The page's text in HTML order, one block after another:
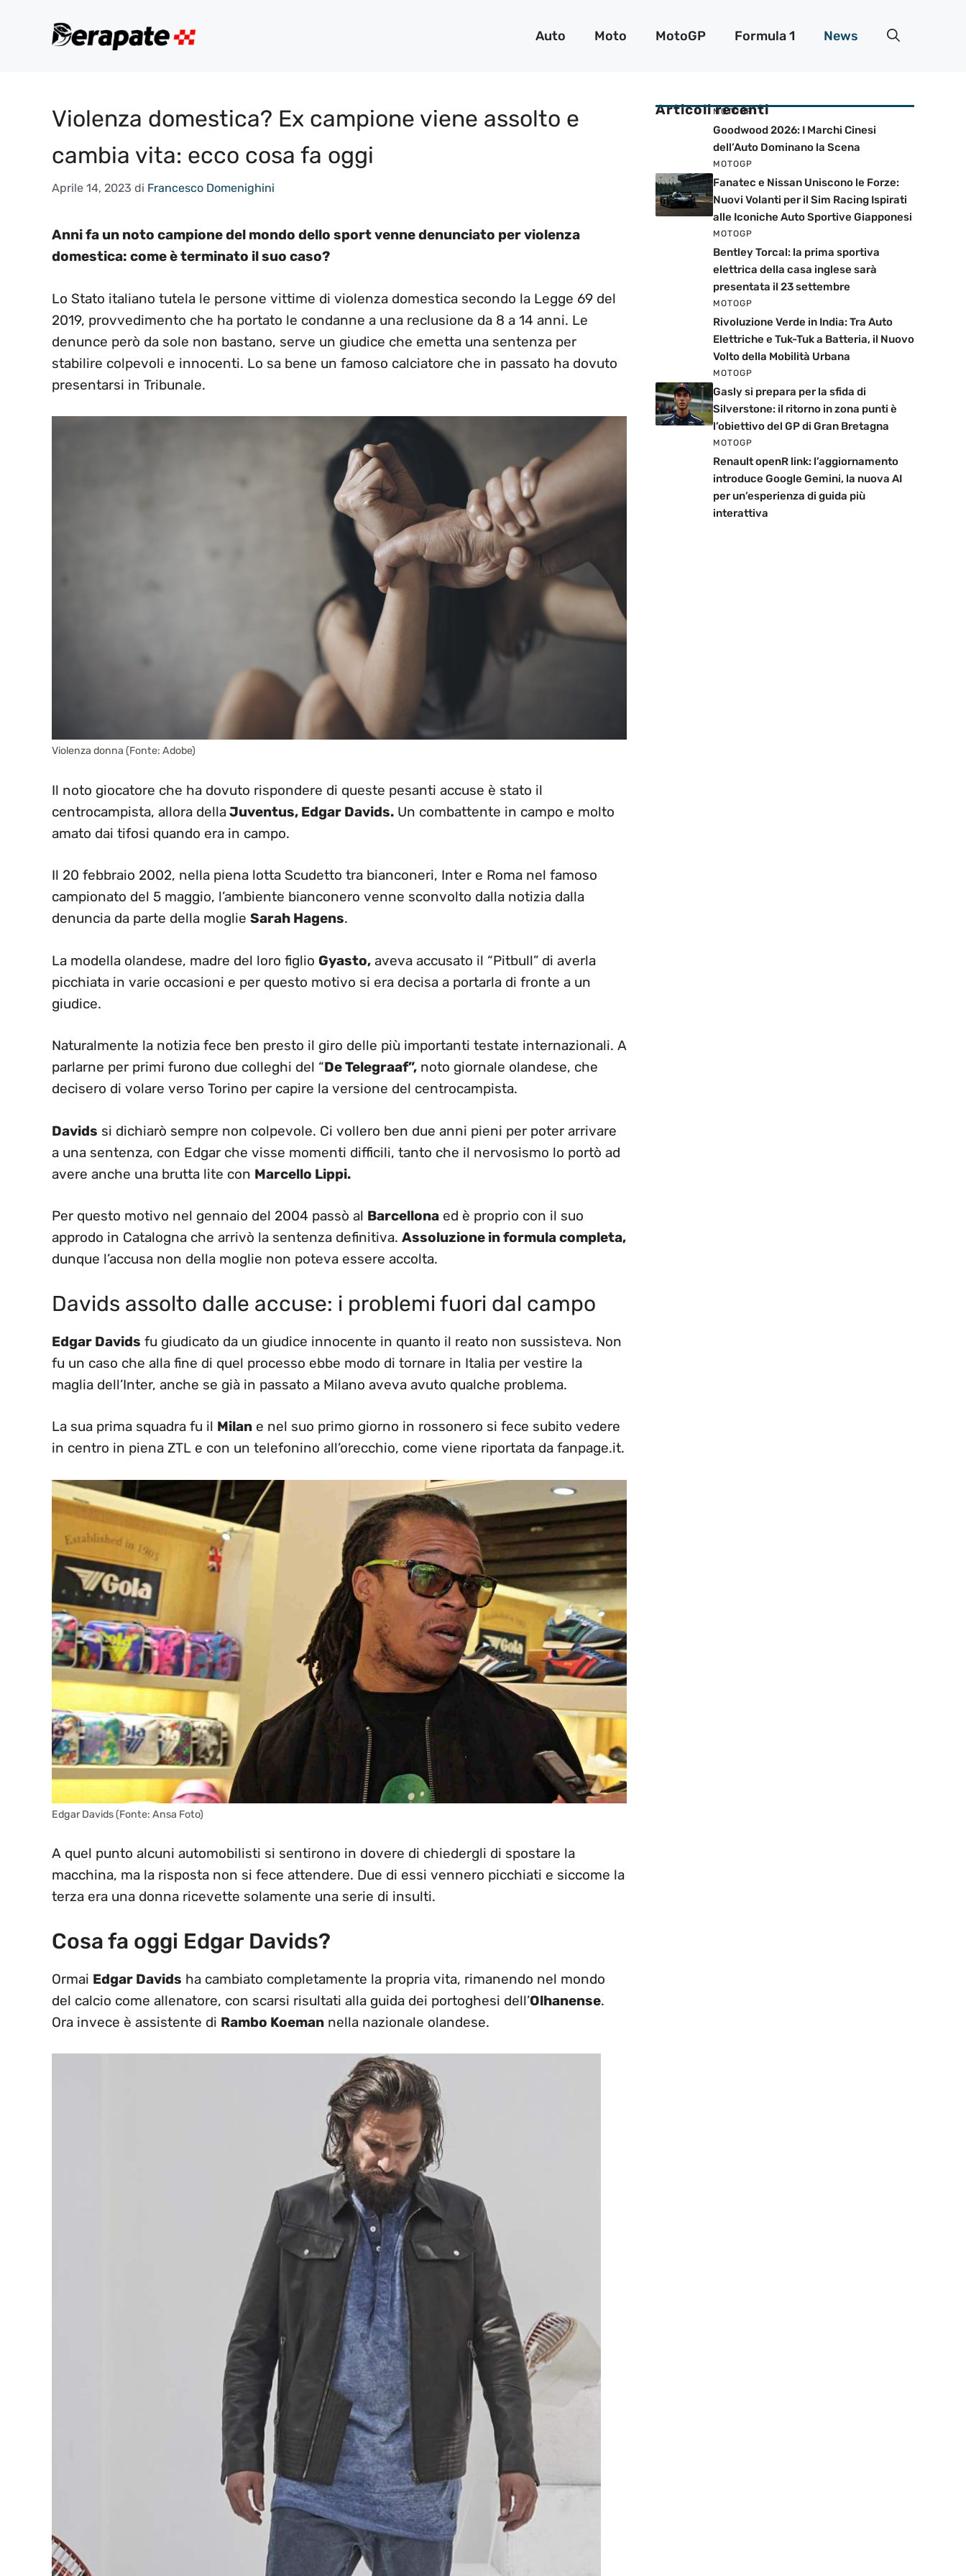
Auto Moto MotoGP Formula 1 News
Violenza domestica? Ex campione viene assolto e
cambia vita: ecco cosa fa oggi
Aprile 14, 2023 di Francesco Domenighini
Anni fa un noto campione del mondo dello sport venne denunciato per violenza
domestica: come è terminato il suo caso?
Lo Stato italiano tutela le persone vittime di violenza domestica secondo la Legge 69 del
2019, provvedimento che ha portato le condanne a una reclusione da 8 a 14 anni. Le
denunce però da sole non bastano, serve un giudice che emetta una sentenza per
stabilire colpevoli e innocenti. Lo sa bene un famoso calciatore che in passato ha dovuto
presentarsi in Tribunale.
Violenza donna (Fonte: Adobe)
Il noto giocatore che ha dovuto rispondere di queste pesanti accuse è stato il
centrocampista, allora dellaJuventus, Edgar Davids. Un combattente in campo e molto
amato dai tifosi quando era in campo.
Il 20 febbraio 2002, nella piena lotta Scudetto tra bianconeri, Inter e Roma nel famoso
campionato del 5 maggio, l’ambiente bianconero venne sconvolto dalla notizia dalla
denuncia da parte della moglie Sarah Hagens.
La modella olandese, madre del loro figlio Gyasto, aveva accusato il “Pitbull” di averla
picchiata in varie occasioni e per questo motivo si era decisa a portarla di fronte a un
giudice.
Naturalmente la notizia fece ben presto il giro delle più importanti testate internazionali. A
parlarne per primi furono due colleghi del “De Telegraaf”, noto giornale olandese, che
decisero di volare verso Torino per capire la versione del centrocampista.
Davids si dichiarò sempre non colpevole. Ci vollero ben due anni pieni per poter arrivare
a una sentenza, con Edgar che visse momenti difficili, tanto che il nervosismo lo portò ad
avere anche una brutta lite con Marcello Lippi.
Per questo motivo nel gennaio del 2004 passò al Barcellona ed è proprio con il suo
approdo in Catalogna che arrivò la sentenza definitiva. Assoluzione in formula completa,
dunque l’accusa non della moglie non poteva essere accolta.
Davids assolto dalle accuse: i problemi fuori dal campo
Edgar Davids fu giudicato da un giudice innocente in quanto il reato non sussisteva. Non
fu un caso che alla fine di quel processo ebbe modo di tornare in Italia per vestire la
maglia dell’Inter, anche se già in passato a Milano aveva avuto qualche problema.
La sua prima squadra fu il Milan e nel suo primo giorno in rossonero si fece subito vedere
in centro in piena ZTL e con un telefonino all’orecchio, come viene riportata da fanpage.it.
Edgar Davids (Fonte: Ansa Foto)
A quel punto alcuni automobilisti si sentirono in dovere di chiedergli di spostare la
macchina, ma la risposta non si fece attendere. Due di essi vennero picchiati e siccome la
terza era una donna ricevette solamente una serie di insulti.
Cosa fa oggi Edgar Davids?
Ormai Edgar Davids ha cambiato completamente la propria vita, rimanendo nel mondo
del calcio come allenatore, con scarsi risultati alla guida dei portoghesi dell’Olhanense.
Ora invece è assistente di Rambo Koeman nella nazionale olandese.
Articoli recenti
MOTOGP
Goodwood 2026: I Marchi Cinesi
dell’Auto Dominano la Scena
MOTOGP
Fanatec e Nissan Uniscono le Forze:
Nuovi Volanti per il Sim Racing Ispirati
alle Iconiche Auto Sportive Giapponesi
MOTOGP
Bentley Torcal: la prima sportiva
elettrica della casa inglese sarà
presentata il 23 settembre
MOTOGP
Rivoluzione Verde in India: Tra Auto
Elettriche e Tuk-Tuk a Batteria, il Nuovo
Volto della Mobilità Urbana
MOTOGP
Gasly si prepara per la sfida di
Silverstone: il ritorno in zona punti è
l’obiettivo del GP di Gran Bretagna
MOTOGP
Renault openR link: l’aggiornamento
introduce Google Gemini, la nuova AI
per un’esperienza di guida più
interattiva